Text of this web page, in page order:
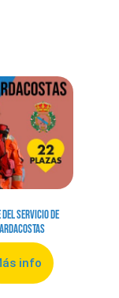
del Servicio de
info